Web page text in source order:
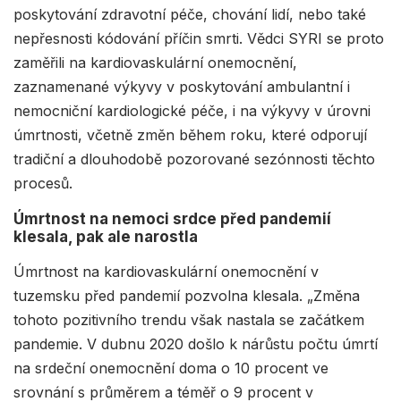
poskytování zdravotní péče, chování lidí, nebo také
nepřesnosti kódování příčin smrti. Vědci SYRI se proto
zaměřili na kardiovaskulární onemocnění,
zaznamenané výkyvy v poskytování ambulantní i
nemocniční kardiologické péče, i na výkyvy v úrovni
úmrtnosti, včetně změn během roku, které odporují
tradiční a dlouhodobě pozorované sezónnosti těchto
procesů.
Úmrtnost na nemoci srdce před pandemií
klesala, pak ale narostla
Úmrtnost na kardiovaskulární onemocnění v
tuzemsku před pandemií pozvolna klesala. „Změna
tohoto pozitivního trendu však nastala se začátkem
pandemie. V dubnu 2020 došlo k nárůstu počtu úmrtí
na srdeční onemocnění doma o 10 procent ve
srovnání s průměrem a téměř o 9 procent v